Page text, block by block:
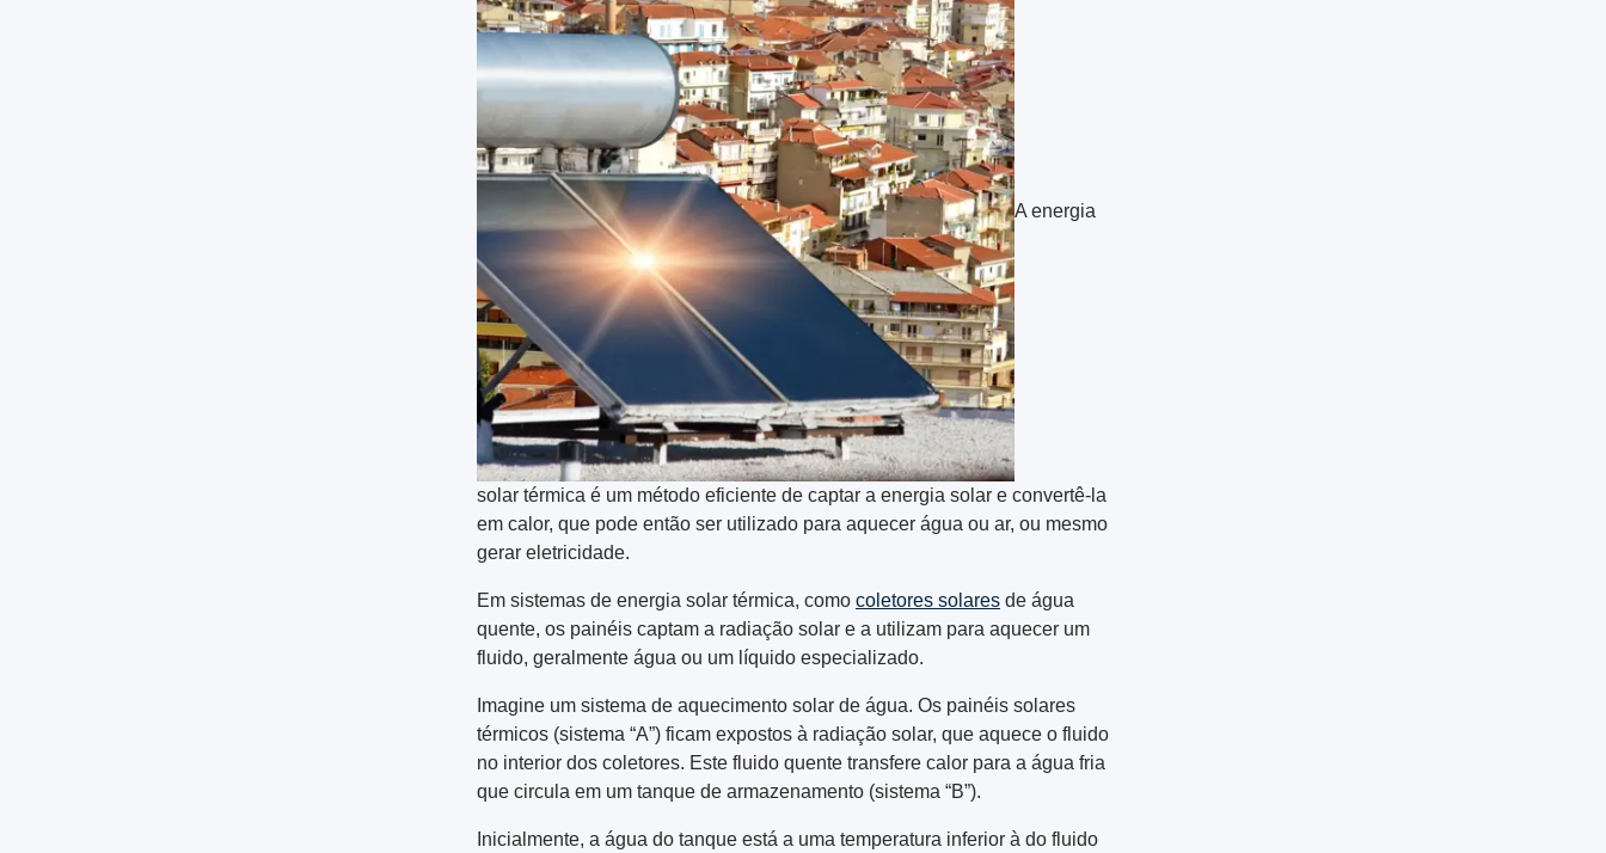
A energia
solar térmica é um método eficiente de captar a energia solar e convertê-la
em calor, que pode então ser utilizado para aquecer água ou ar, ou mesmo
gerar eletricidade.
Em sistemas de energia solar térmica, como coletores solares de água
quente, os painéis captam a radiação solar e a utilizam para aquecer um
fluido, geralmente água ou um líquido especializado.
Imagine um sistema de aquecimento solar de água. Os painéis solares
térmicos (sistema “A”) ficam expostos à radiação solar, que aquece o fluido
no interior dos coletores. Este fluido quente transfere calor para a água fria
que circula em um tanque de armazenamento (sistema “B”).
Inicialmente, a água do tanque está a uma temperatura inferior à do fluido